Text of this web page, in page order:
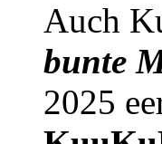
Auch
bunte
2025